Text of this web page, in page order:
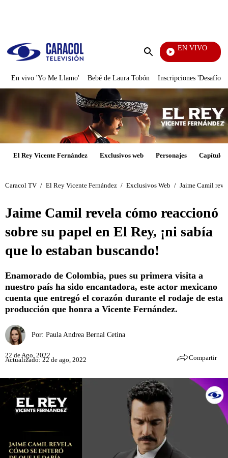
Enviar
EN VIVO
La Red
En vivo 'Yo Me Llamo' Bebé de Laura Tobón Inscripciones 'Desafío'
El Rey Vicente Fernández Exclusivos web Personajes Capítulos
Caracol TV / El Rey Vicente Fernández / Exclusivos Web / Jaime Camil
Jaime Camil revela cómo reaccionó
sobre su papel en El Rey, ¡ni sabía
que lo estaban buscando!
Enamorado de Colombia, pues su primera visita a
nuestro país ha sido encantadora, este actor mexicano
cuenta que entregó el corazón durante el rodaje de esta
producción que honra a Vicente Fernández.
Por: Paula Andrea Bernal Cetina
22 de Ago, 2022
Actualizado: 22 de ago, 2022 Compartir